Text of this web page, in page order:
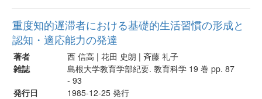
重度知的遅滞者における基礎的生活習慣の形成と
認知・適応能力の発達
著者
西 信高 | 花田 史朗 | 斉藤 礼子
雑誌
島根大学教育学部紀要. 教育科学 19 巻 pp. 87
- 93
発行日
1985-12-25 発行